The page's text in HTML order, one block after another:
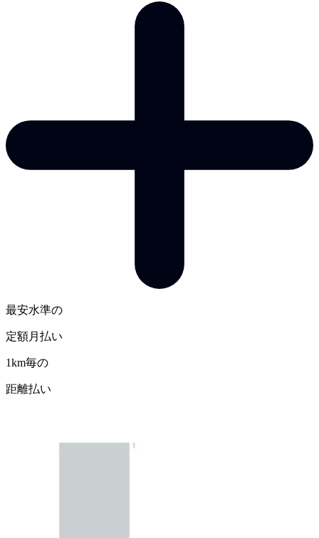
最安水準の
定額月払い
1km毎の
距離払い